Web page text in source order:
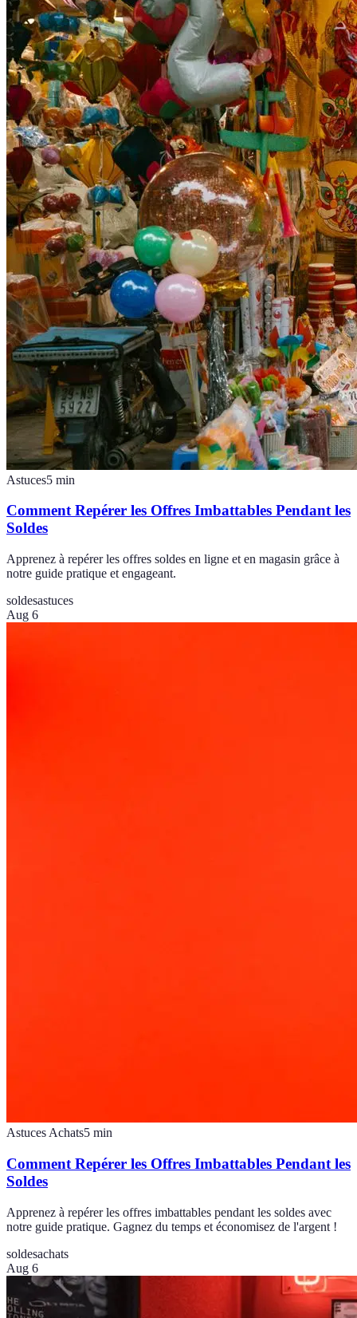
Astuces5 min
Comment Repérer les Offres Imbattables Pendant les
Soldes
Apprenez à repérer les offres soldes en ligne et en magasin grâce à
notre guide pratique et engageant.
soldesastuces
Aug 6
Astuces Achats5 min
Comment Repérer les Offres Imbattables Pendant les
Soldes
Apprenez à repérer les offres imbattables pendant les soldes avec
notre guide pratique. Gagnez du temps et économisez de l'argent !
soldesachats
Aug 6